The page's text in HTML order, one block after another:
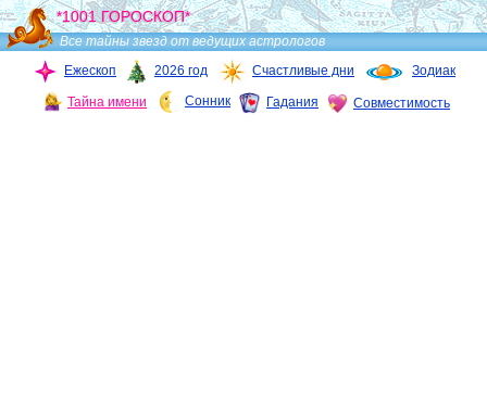
*1001 ГОРОСКОП*
Все тайны звезд от ведущих астрологов
Ежескоп
2026 год Счастливые дни Зодиак
Тайна имени Сонник Гадания Совместимость